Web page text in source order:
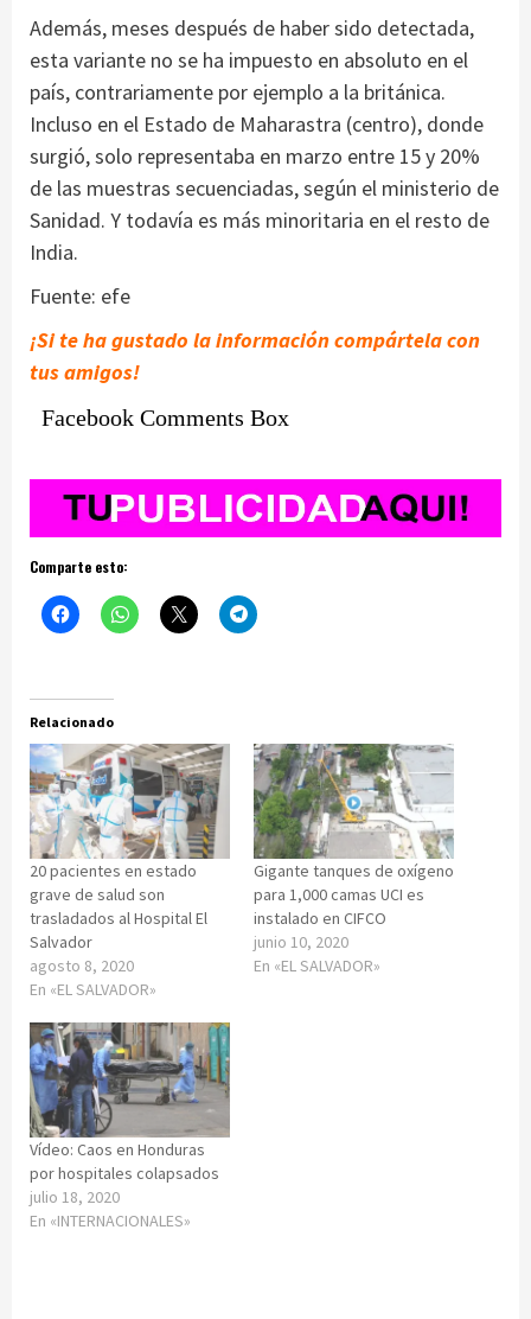
Además, meses después de haber sido detectada,
esta variante no se ha impuesto en absoluto en el
país, contrariamente por ejemplo a la británica.
Incluso en el Estado de Maharastra (centro), donde
surgió, solo representaba en marzo entre 15 y 20%
de las muestras secuenciadas, según el ministerio de
Sanidad. Y todavía es más minoritaria en el resto de
India.
Fuente: efe
¡Si te ha gustado la información compártela con
tus amigos!
Facebook Comments Box
Comparte esto:
Relacionado
20 pacientes en estado
grave de salud son
trasladados al Hospital El
Salvador
agosto 8, 2020
En «EL SALVADOR»
Gigante tanques de oxígeno
para 1,000 camas UCI es
instalado en CIFCO
junio 10, 2020
En «EL SALVADOR»
Vídeo: Caos en Honduras
por hospitales colapsados
julio 18, 2020
En «INTERNACIONALES»